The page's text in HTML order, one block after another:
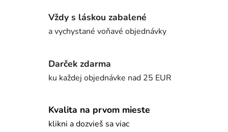
Vždy s láskou zabalené
a vychystané voňavé objednávky
Darček zdarma
ku každej objednávke nad 25 EUR
Kvalita na prvom mieste
klikni a dozvieš sa viac